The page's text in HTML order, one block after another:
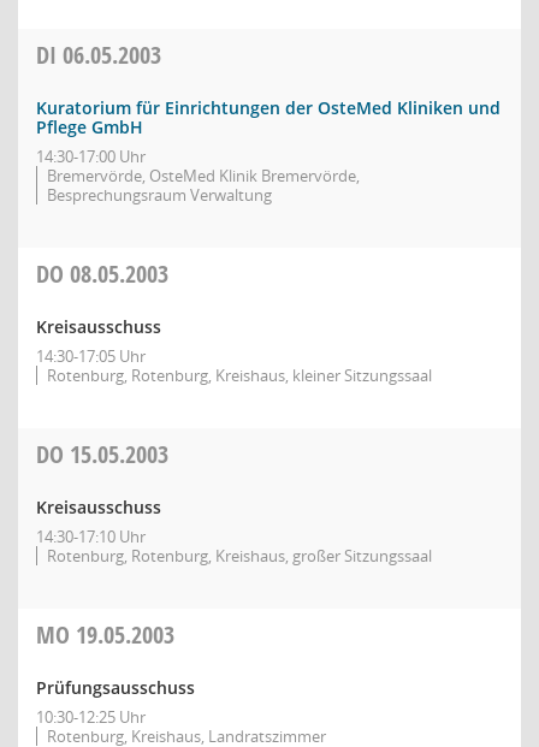
DI 06.05.2003
Kuratorium für Einrichtungen der OsteMed Kliniken und
Pflege GmbH
14:30-17:00 Uhr
Bremervörde, OsteMed Klinik Bremervörde,
Besprechungsraum Verwaltung
DO 08.05.2003
Kreisausschuss
14:30-17:05 Uhr
Rotenburg, Rotenburg, Kreishaus, kleiner Sitzungssaal
DO 15.05.2003
Kreisausschuss
14:30-17:10 Uhr
Rotenburg, Rotenburg, Kreishaus, großer Sitzungssaal
MO 19.05.2003
Prüfungsausschuss
10:30-12:25 Uhr
Rotenburg, Kreishaus, Landratszimmer